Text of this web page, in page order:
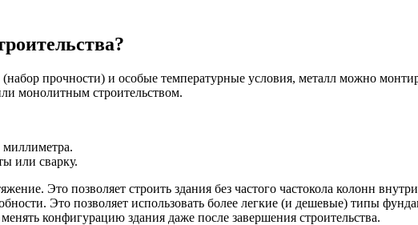
прочности) и особые температурные условия, металл можно
монолитным строительством.
миллиметра.
или сварку.
Это позволяет строить здания без частого частокола колонн
Это позволяет использовать более легкие (и дешевые) типы
конфигурацию здания даже после завершения строительства.